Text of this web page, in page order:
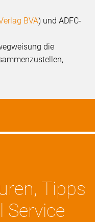
BVA) und ADFC-
die
Tipps
Service